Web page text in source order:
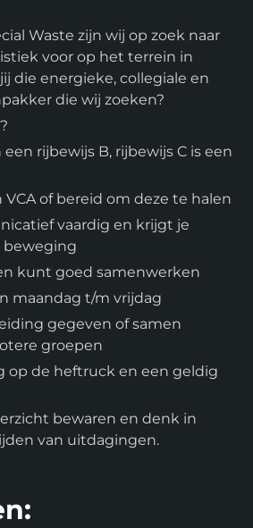
Waste zijn wij op zoek naar
voor op het terrein in
die energieke, collegiale en
die wij zoeken?
rijbewijs B, rijbewijs C is een
of bereid om deze te halen
vaardig en krijgt je
beweging
kunt goed samenwerken
maandag t/m vrijdag
gegeven of samen
groepen
op de heftruck en een geldig
bewaren en denk in
van uitdagingen.